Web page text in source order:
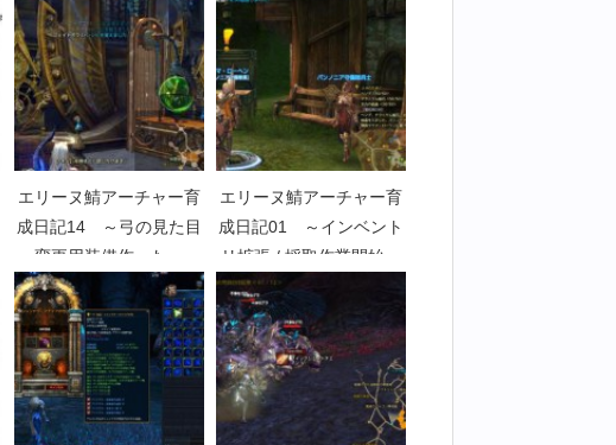
エリーヌ鯖アーチャー育
成日記14 ～弓の見た目
変更用装備作った～
エリーヌ鯖アーチャー育
成日記01 ～インベント
リ拡張 / 採取作業開始～